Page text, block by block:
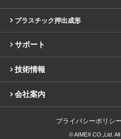
プラスチック押出成形
サポート
技術情報
会社案内
プライバシーポリシー
© AIMEX CO.,Ltd.